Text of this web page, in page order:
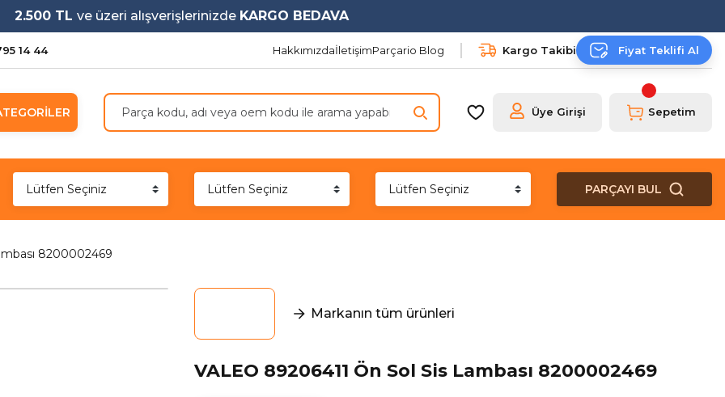
2.500 TL ve üzeri alışverişlerinizde KARGO BEDAVA
14 44 HakkımızdaİletişimParçario Blog Kargo Takibi Fiyat Teklifi Al
Üye Girişi Sepetim
PARÇAYI BUL
8200002469
Markanın tüm ürünleri
VALEO 89206411 Ön Sol Sis Lambası 8200002469